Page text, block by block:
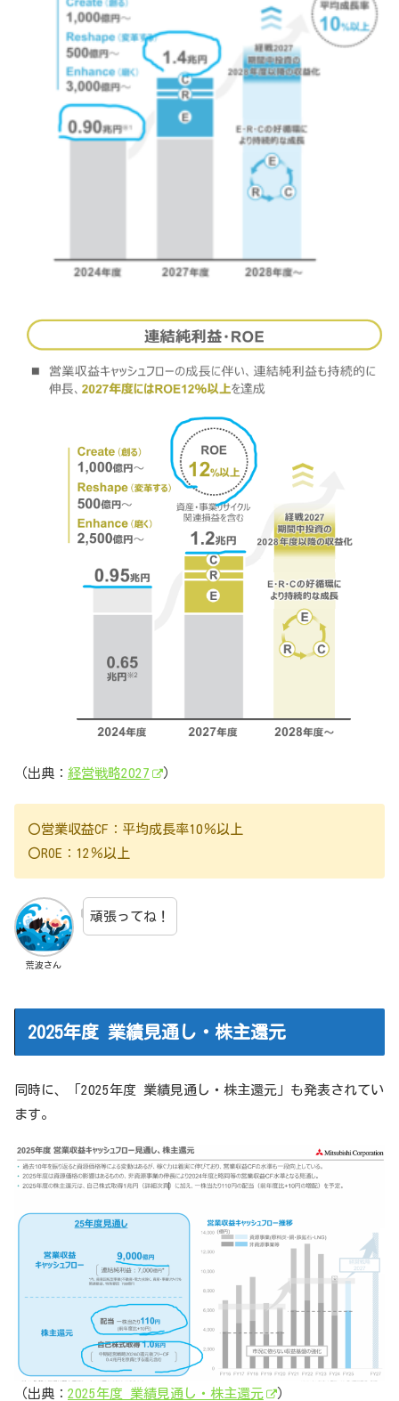
（出典： 経営戦略2027 ）
〇営業収益CF：平均成長率10％以上
〇ROE：12％以上
荒波さん
頑張ってね！
2025年度 業績見通し・株主還元
同時に、「2025年度 業績見通し・株主還元」も発表されてい
ます。
（出典： 2025年度 業績見通し・株主還元 ）